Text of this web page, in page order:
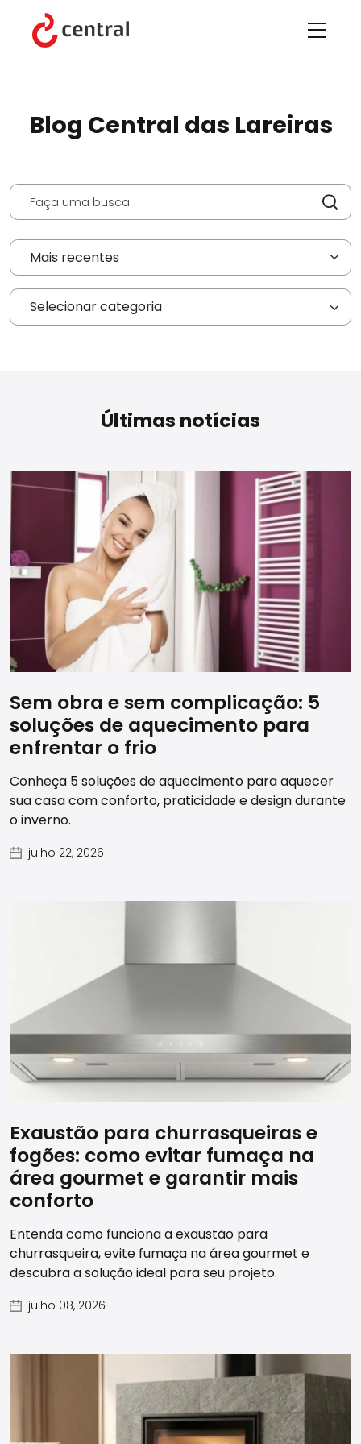
Blog Central das Lareiras
Últimas notícias
Sem obra e sem complicação: 5
soluções de aquecimento para
enfrentar o frio
Conheça 5 soluções de aquecimento para aquecer
sua casa com conforto, praticidade e design durante
o inverno.
julho 22, 2026
Exaustão para churrasqueiras e
fogões: como evitar fumaça na
área gourmet e garantir mais
conforto
Entenda como funciona a exaustão para
churrasqueira, evite fumaça na área gourmet e
descubra a solução ideal para seu projeto.
julho 08, 2026